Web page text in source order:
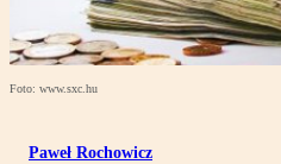
Foto: www.sxc.hu
Paweł Rochowicz